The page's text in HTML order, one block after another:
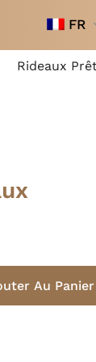
FR
Rideaux
Au Panier